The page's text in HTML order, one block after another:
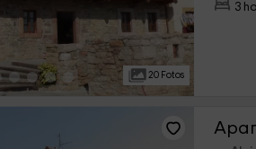
20 Fotos
3